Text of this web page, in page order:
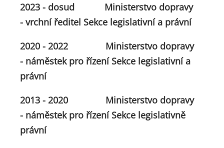
2023 - dosud Ministerstvo dopravy
- vrchní ředitel Sekce legislativní a právní
2020 - 2022
Ministerstvo dopravy
- náměstek pro řízení Sekce legislativní a
právní
2013 - 2020 Ministerstvo dopravy
- náměstek pro řízení Sekce legislativně
právní